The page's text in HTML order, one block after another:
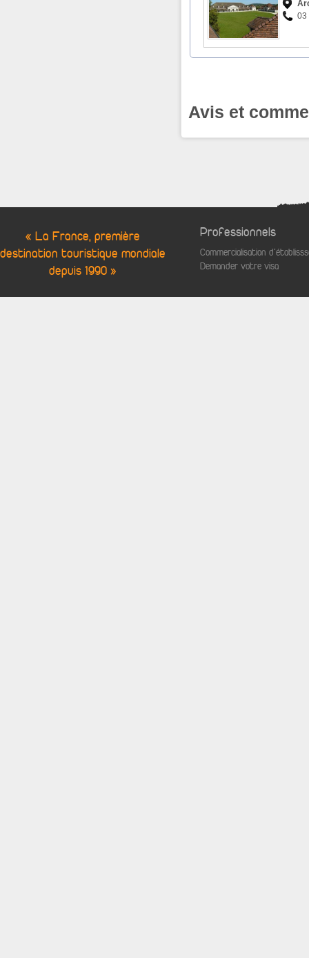
03
Avis et
« La France, première
destination touristique mondiale
depuis 1990 »
Professionnels
Commercialisation
Demander votre visa